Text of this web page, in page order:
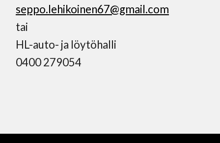
seppo.lehikoinen67@gmail.com
tai
HL-auto- ja löytöhalli
0400 279054